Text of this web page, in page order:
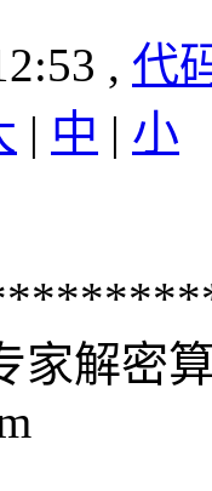
, 代
| 中 | 小
家解密